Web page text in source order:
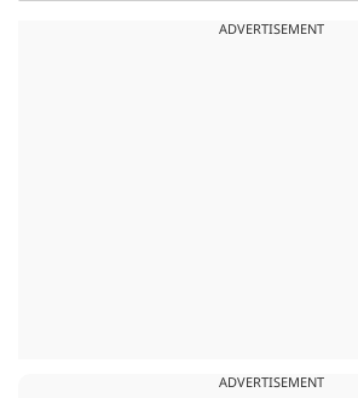
ADVERTISEMENT
ADVERTISEMENT